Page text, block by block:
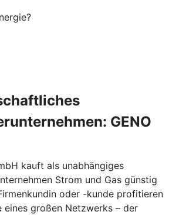
GENO
kauft als unabhängiges
Strom und Gas günstig
oder -kunde profitieren
eines großen Netzwerks – der